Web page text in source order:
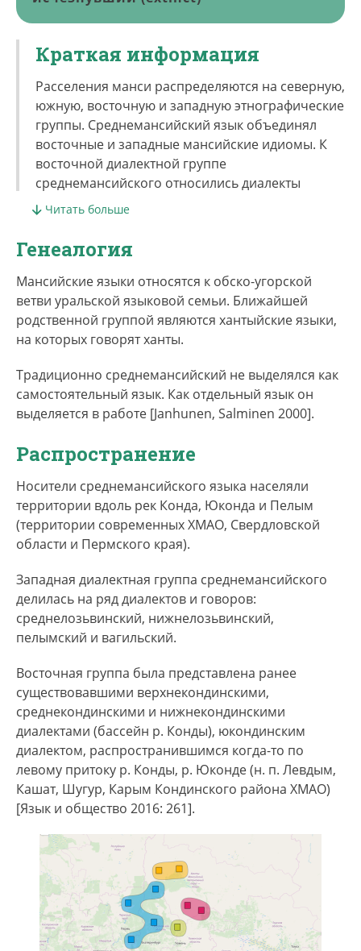
Краткая информация
Расселения манси распределяются на северную,
южную, восточную и западную этнографические
группы. Среднемансийский язык объединял
восточные и западные мансийские идиомы. К
восточной диалектной группе
среднемансийского относились диалекты
бассейна р. Конды (притока Иртыша) и р.
также по рекам Пелым и Вагиль. Последний
носитель среднемансийского языка скончался в
2018 г.
Читать больше
Генеалогия
Мансийские языки относятся к обско-угорской
ветви уральской языковой семьи. Ближайшей
родственной группой являются хантыйские языки,
на которых говорят ханты.
Традиционно среднемансийский не выделялся как
самостоятельный язык. Как отдельный язык он
выделяется в работе [Janhunen, Salminen 2000].
Распространение
Носители среднемансийского языка населяли
территории вдоль рек Конда, Юконда и Пелым
(территории современных ХМАО, Свердловской
области и Пермского края).
Западная диалектная группа среднемансийского
делилась на ряд диалектов и говоров:
среднелозьвинский, нижнелозьвинский,
пелымский и вагильский.
Восточная группа была представлена ранее
существовавшими верхнекондинскими,
среднекондинскими и нижнекондинскими
диалектами (бассейн р. Конды), юкондинским
диалектом, распространившимся когда-то по
левому притоку р. Конды, р. Юконде (н. п. Левдым,
Кашат, Шугур, Карым Кондинского района ХМАО)
[Язык и общество 2016: 261].